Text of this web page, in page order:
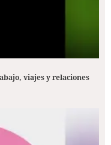
viajes y relaciones